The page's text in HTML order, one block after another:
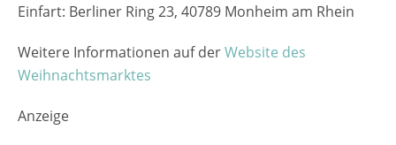
Einfart: Berliner Ring 23, 40789 Monheim am Rhein
Weitere Informationen auf derWebsite des
Weihnachtsmarktes
Anzeige